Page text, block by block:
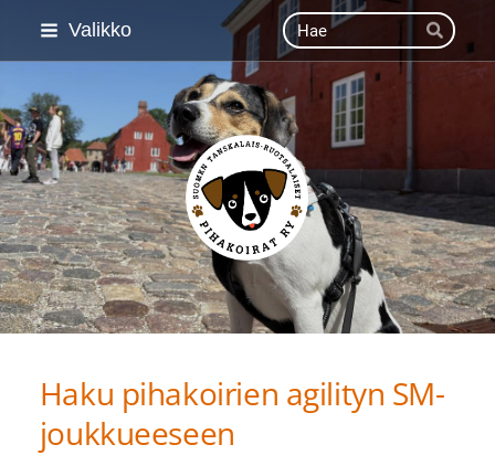
Siirry
Valikko Haku
Hae
Suomen Tanskalais-
Haku pihakoirien agilityn SM-
joukkueeseen